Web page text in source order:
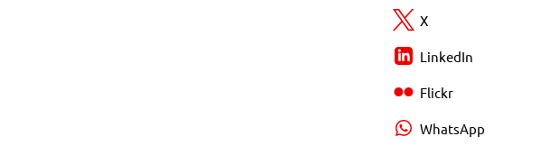
X
LinkedIn
Flickr
WhatsApp